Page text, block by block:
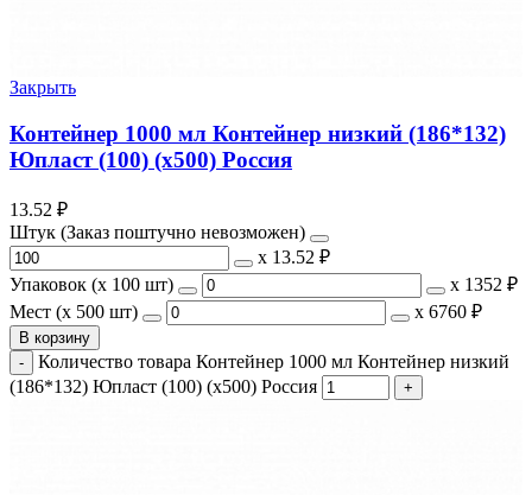
Закрыть
Контейнер 1000 мл Контейнер низкий (186*132)
Юпласт (100) (х500) Россия
13.52 ₽
Штук (Заказ поштучно невозможен)
х 13.52 ₽
Упаковок (x 100 шт)
х 1352 ₽
Мест (x 500 шт)
х 6760 ₽
В корзину
Количество товара Контейнер 1000 мл Контейнер низкий
(186*132) Юпласт (100) (х500) Россия